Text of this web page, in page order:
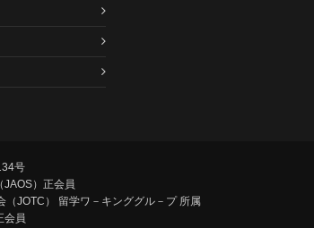
号
JAOS）正会員
（JOTC） 留学ワ－キンググル－プ 所属
会員